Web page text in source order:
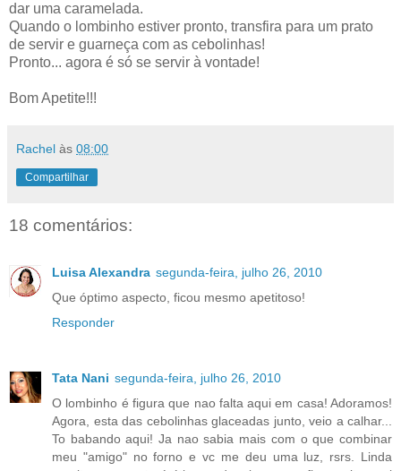
dar uma caramelada.
Quando o lombinho estiver pronto, transfira para um prato
de servir e guarneça com as cebolinhas!
Pronto... agora é só se servir à vontade!
Bom Apetite!!!
Rachel às 08:00
Compartilhar
18 comentários:
Luisa Alexandra segunda-feira, julho 26, 2010
Que óptimo aspecto, ficou mesmo apetitoso!
Responder
Tata Nani segunda-feira, julho 26, 2010
O lombinho é figura que nao falta aqui em casa! Adoramos!
Agora, esta das cebolinhas glaceadas junto, veio a calhar...
To babando aqui! Ja nao sabia mais com o que combinar
meu "amigo" no forno e vc me deu uma luz, rsrs. Linda